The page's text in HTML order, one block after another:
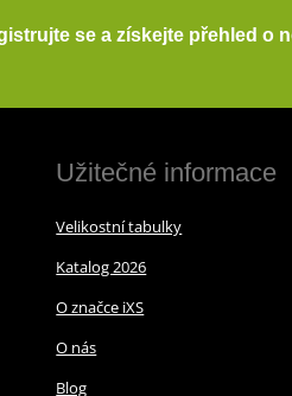
se a získejte přehled o
Užitečné informace
Velikostní tabulky
Katalog 2026
O značce iXS
O nás
Blog